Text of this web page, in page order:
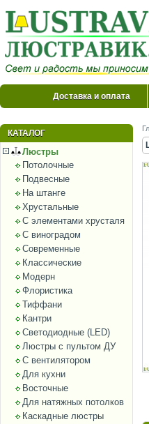
Доставка и оплата
КАТАЛОГ
Люстры
Потолочные
Подвесные
На штанге
Хрустальные
С элементами хрусталя
С виноградом
Современные
Классические
Модерн
Флористика
Тиффани
Кантри
Светодиодные (LED)
Люстры с пультом ДУ
С вентилятором
Для кухни
Восточные
Для натяжных потолков
Каскадные люстры